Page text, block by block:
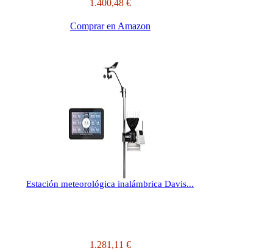
1.400,48 €
Comprar en Amazon
Estación meteorológica inalámbrica Davis...
1.281,11 €